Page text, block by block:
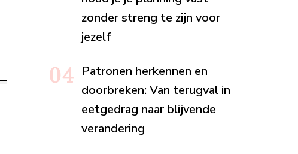
zonder streng te zijn voor
jezelf
Patronen herkennen en
doorbreken: Van terugval in
eetgedrag naar blijvende
verandering